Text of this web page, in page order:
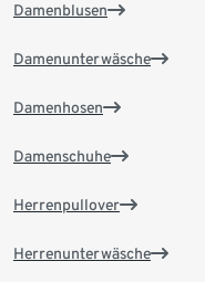
Damenblusen
Damenunterwäsche
Damenhosen
Damenschuhe
Herrenpullover
Herrenunterwäsche